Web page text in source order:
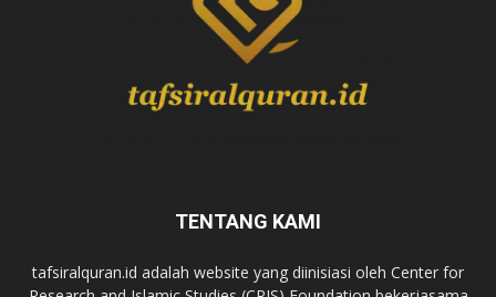
TENTANG KAMI
tafsiralquran.id adalah website yang diinisiasi oleh Center for